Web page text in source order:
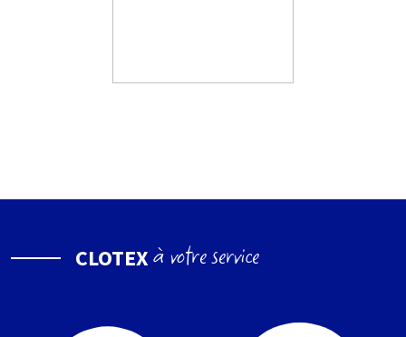
CLOTEXà votre service